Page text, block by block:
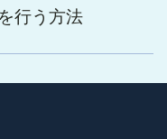
行う方法